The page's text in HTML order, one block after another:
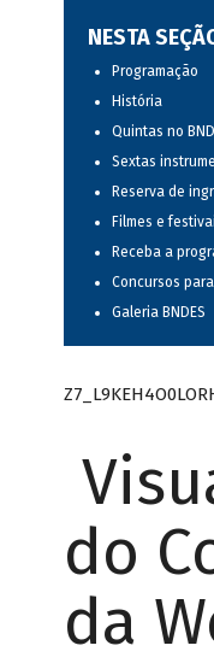
NESTA
Programação
História
Quintas no
Sextas
Reserva de
Filmes e
Receba a
Concursos
Galeria BNDES
do
da